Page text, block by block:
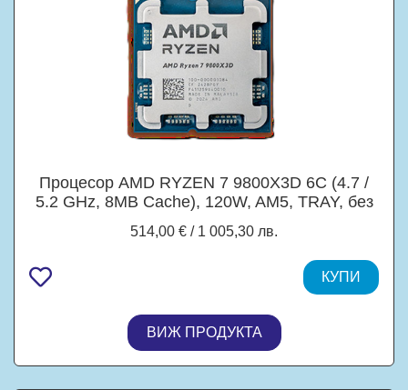
Процесор AMD RYZEN 7 9800X3D 6C (4.7 /
5.2 GHz, 8MB Cache), 120W, AM5, TRAY, без
514,00 € / 1 005,30 лв.
КУПИ
ВИЖ ПРОДУКТА